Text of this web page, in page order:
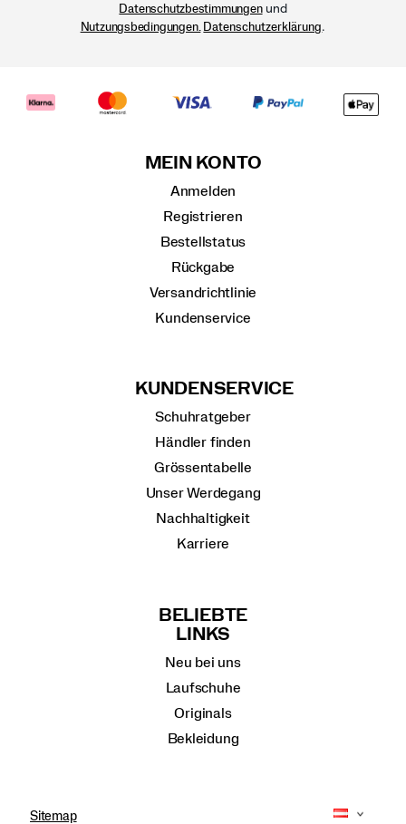
Datenschutzbestimmungenund
Nutzungsbedingungen. Datenschutzerklärung.
MEIN KONTO
Anmelden
Registrieren
Bestellstatus
Rückgabe
Versandrichtlinie
Kundenservice
KUNDENSERVICE
Schuhratgeber
Händler finden
Grössentabelle
Unser Werdegang
Nachhaltigkeit
Karriere
BELIEBTE
LINKS
Neu bei uns
Laufschuhe
Originals
Bekleidung
Sitemap